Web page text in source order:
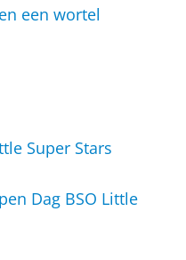
een wortel
Super Stars
Dag BSO Little